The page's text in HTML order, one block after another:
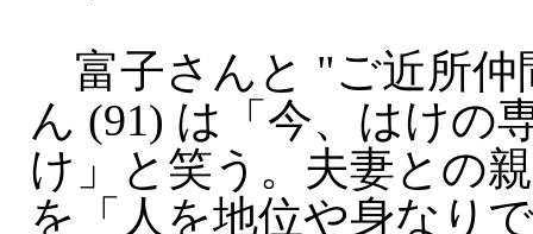
富子さんと "ご近所仲
ん (91) は「今、はけの
け」と笑う。夫妻との
を「人を地位や身なり